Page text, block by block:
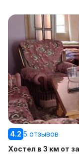
4.2 5 отзывов
Хостел в 3 км от